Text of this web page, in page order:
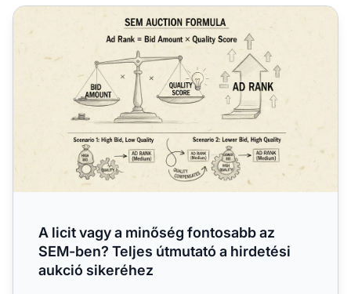
A licit vagy a minőség fontosabb az SEM-ben? Teljes
A licit vagy a minőség fontosabb az
SEM-ben? Teljes útmutató a hirdetési
aukció sikeréhez